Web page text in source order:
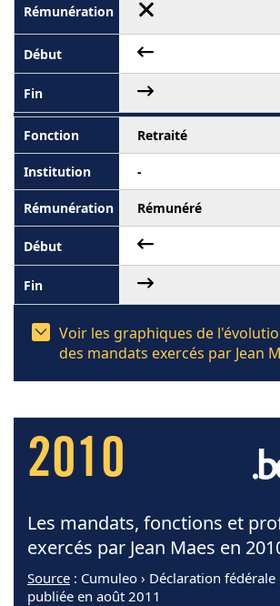
Retraité
-
Rémunéré
Voir les graphiques de
des mandats exercés par Jean
2010
Les mandats, fonctions et
exercés par Jean Maes en
Source : Cumuleo › Déclaration
publiée en août 2011